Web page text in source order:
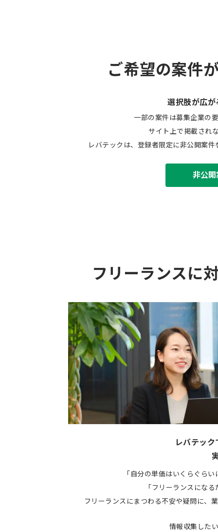
ご希望の案件
選択肢が広が
一部の案件は募集企業の
サイト上で掲載され
レバテックは、登録者限定に非公開案
非公
フリーランスに
レバテッ
「自分の単価はいくらぐら
「フリーランスにな
フリーランスにまつわる不安や疑問に、
情報収集した